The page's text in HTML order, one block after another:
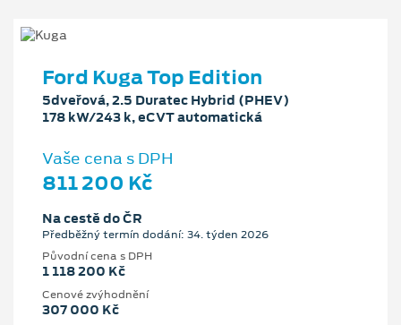
Ford Kuga Top Edition
5dveřová, 2.5 Duratec Hybrid (PHEV)
178 kW/243 k, eCVT automatická
Vaše cena s DPH
811 200 Kč
Na cestě do ČR
Předběžný termín dodání: 34. týden 2026
Původní cena s DPH
1 118 200 Kč
Cenové zvýhodnění
307 000 Kč